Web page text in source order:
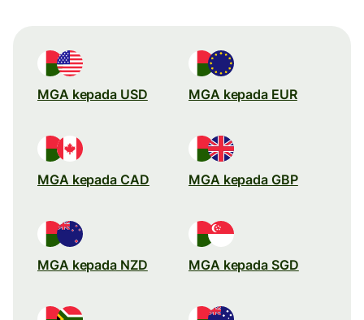
MGA kepada USD MGA kepada EUR
MGA kepada CAD MGA kepada GBP
MGA kepada NZD MGA kepada SGD